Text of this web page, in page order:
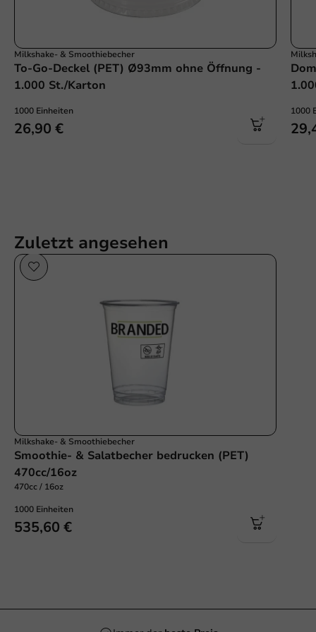
Milkshake- & Smoothiebecher
To-Go-Deckel (PET) Ø93mm ohne Öffnung -
1.000 St./Karton
1000 Einheiten
26,90 €
1000
Zuletzt angesehen
Milkshake- & Smoothiebecher
Smoothie- & Salatbecher bedrucken (PET)
470cc/16oz
470cc / 16oz
1000 Einheiten
535,60 €